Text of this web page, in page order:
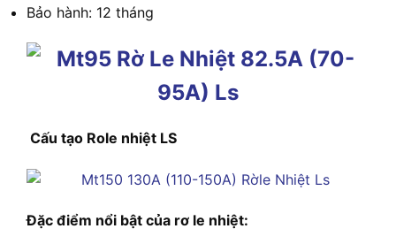
Bảo hành: 12 tháng
Cấu tạo Role nhiệt LS
Đặc điểm nổi bật của rơ le nhiệt: